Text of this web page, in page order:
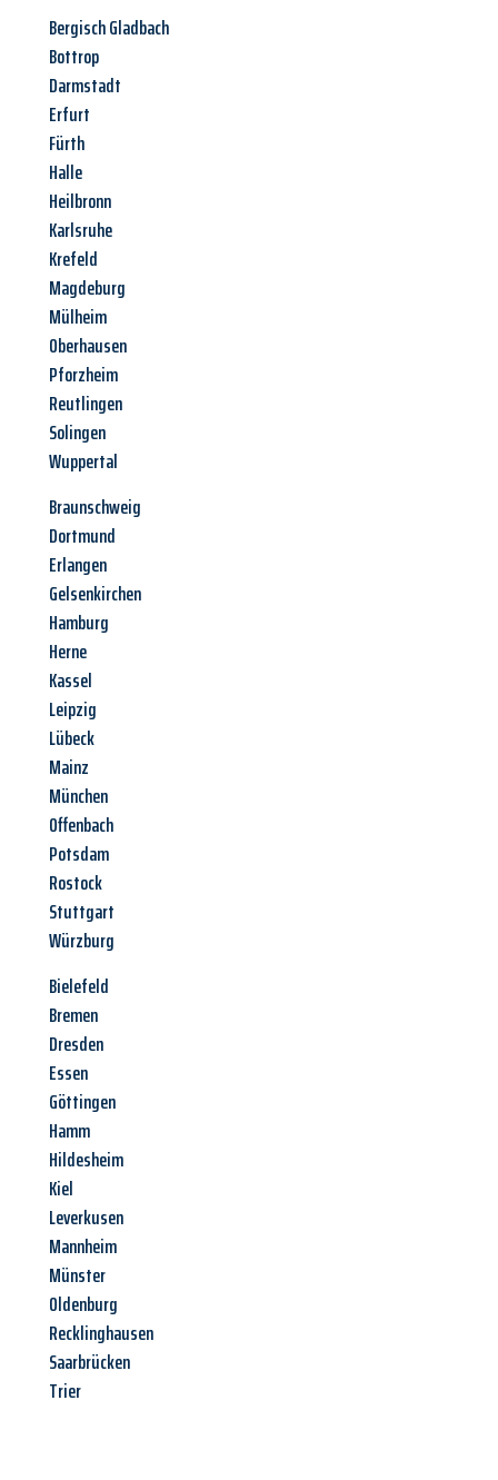
Bergisch Gladbach
Bottrop
Darmstadt
Erfurt
Fürth
Halle
Heilbronn
Karlsruhe
Krefeld
Magdeburg
Mülheim
Oberhausen
Pforzheim
Reutlingen
Solingen
Wuppertal
Braunschweig
Dortmund
Erlangen
Gelsenkirchen
Hamburg
Herne
Kassel
Leipzig
Lübeck
Mainz
München
Offenbach
Potsdam
Rostock
Stuttgart
Würzburg
Bielefeld
Bremen
Dresden
Essen
Göttingen
Hamm
Hildesheim
Kiel
Leverkusen
Mannheim
Münster
Oldenburg
Recklinghausen
Saarbrücken
Trier